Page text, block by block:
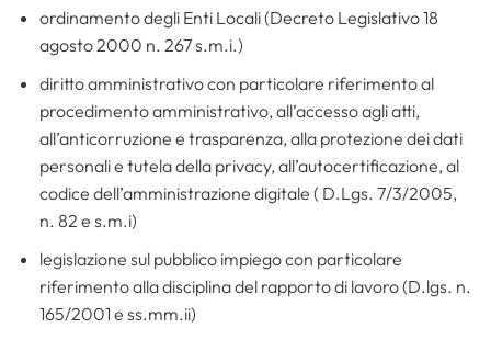
ordinamento degli Enti Locali (Decreto Legislativo 18
agosto 2000 n. 267 s.m.i.)
diritto amministrativo con particolare riferimento al
procedimento amministrativo, all’accesso agli atti,
all’anticorruzione e trasparenza, alla protezione dei dati
personali e tutela della privacy, all’autocertificazione, al
codice dell’amministrazione digitale ( D.Lgs. 7/3/2005,
n. 82 e s.m.i)
legislazione sul pubblico impiego con particolare
riferimento alla disciplina del rapporto di lavoro (D.lgs. n.
165/2001 e ss.mm.ii)